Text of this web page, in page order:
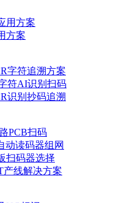
用方案
方案
字符追溯方案
符AI识别扫码
识别抄码追溯
PCB扫码
动读码器组网
扫码器选择
产线解决方案